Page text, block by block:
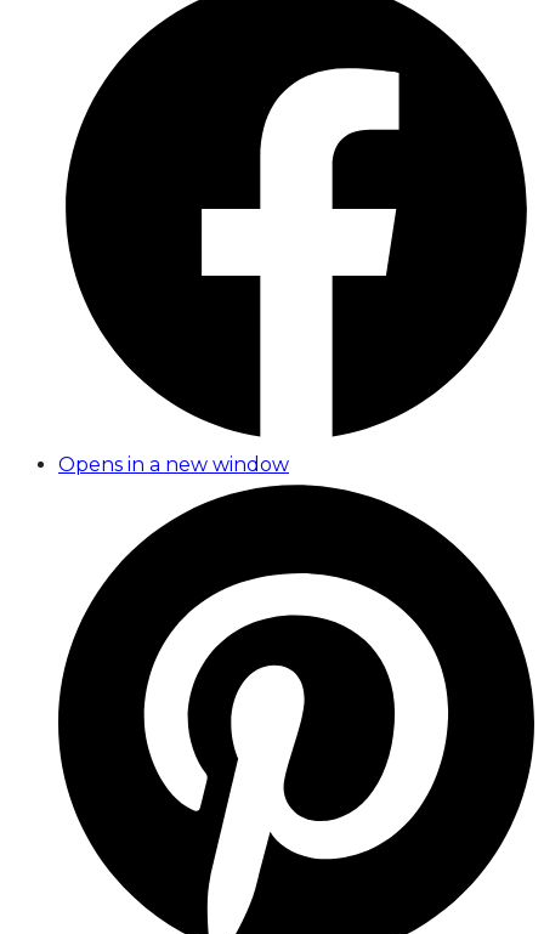
Opens in a new window